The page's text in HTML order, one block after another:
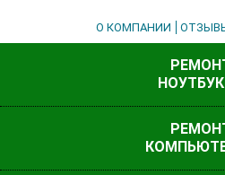
О КОМПАНИИ